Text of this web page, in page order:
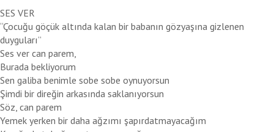
SES VER
“Çocuğu göçük altında kalan bir babanın gözyaşına gizlenen
duyguları”
Ses ver can parem,
Burada bekliyorum
Sen galiba benimle sobe sobe oynuyorsun
Şimdi bir direğin arkasında saklanıyorsun
Söz, can parem
Yemek yerken bir daha ağzımı şapırdatmayacağım